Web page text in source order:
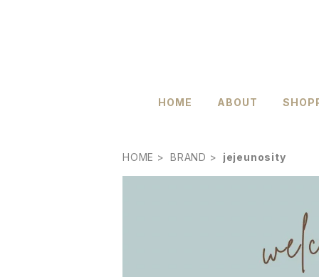
HOME ABOUT
HOME BRAND jejeunosity